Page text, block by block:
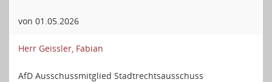
von 01.05.2026
Herr Geissler, Fabian
AfD Ausschussmitglied Stadtrechtsausschuss